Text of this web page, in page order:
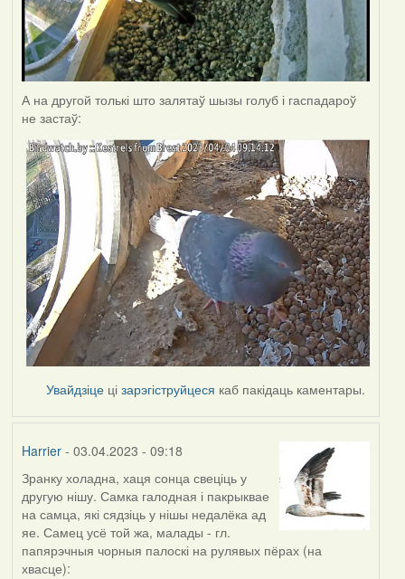
А на другой толькі што залятаў шызы голуб і гаспадароў
не застаў:
Увайдзіце цізарэгіструйцеся каб пакідаць каментары.
Harrier- 03.04.2023 - 09:18
Зранку холадна, хаця сонца свеціць у
другую нішу. Самка галодная і пакрыквае
на самца, які сядзіць у нішы недалёка ад
яе. Самец усё той жа, малады - гл.
папярэчныя чорныя палоскі на рулявых пёрах (на
хвасце):